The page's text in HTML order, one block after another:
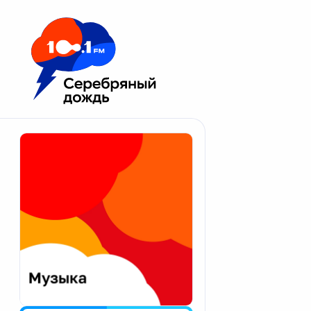
Москва 100.1 FM
Апатиты
Екатеринбург
Калининград
Калуга